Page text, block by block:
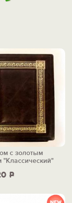
Р
с золотым
"Классический"